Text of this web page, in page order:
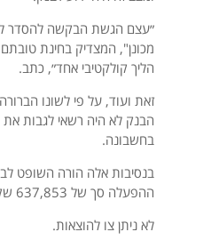
״עצם הגשת הבקשה להסדר
מכונן", המצדיק בחינת
הליך קולקטיבי אחד״, כתב.
זאת ועוד, על פי לשונו
הבנק לא היה רשאי לגבות
בחשבונה.
בנסיבות אלה הורה השופט
ההפעלה סך של 637,853 שקל.
לא ניתן צו להוצאות.